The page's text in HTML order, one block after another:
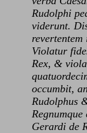
Rudolphi
viderunt.
Violatur
Rex, &
occumbit,
Rudolphus
Gerardi de